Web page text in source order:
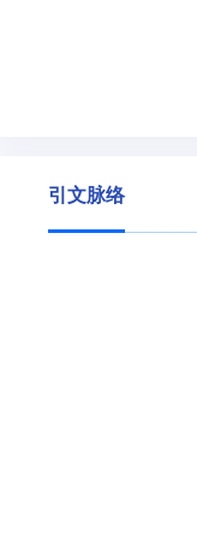
引文脉络